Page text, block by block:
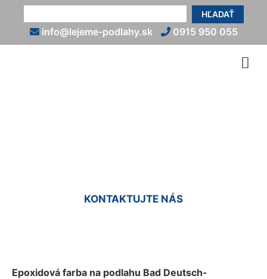
HĽADAŤ
info@lejeme-podlahy.sk 0915 950 055
KONTAKTUJTE NÁS
Epoxidová farba na podlahu Bad Deutsch-